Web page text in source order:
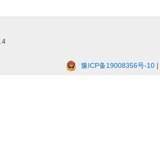
豫ICP备19008356号-10 |